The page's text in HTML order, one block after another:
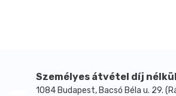
Személyes átvétel díj nélkül
1084 Budapest, Bacsó Béla u. 29.